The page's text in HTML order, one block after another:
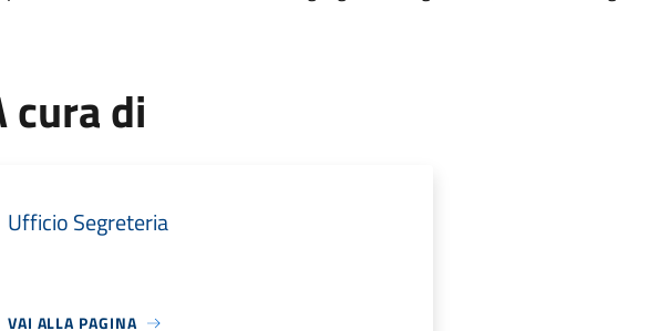
cura di
Ufficio Segreteria
VAI ALLA PAGINA